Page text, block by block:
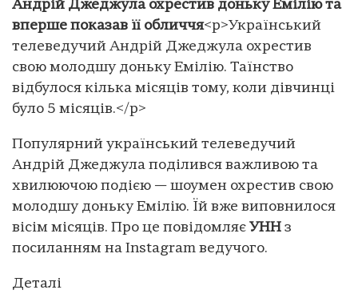
Андрій Джеджула охрестив доньку Емілію та
вперше показав її обличчя<p>Український
телеведучий Андрій Джеджула охрестив
свою молодшу доньку Емілію. Таїнство
відбулося кілька місяців тому, коли дівчинці
було 5 місяців.</p>
Популярний український телеведучий
Андрій Джеджула поділився важливою та
хвилюючою подією — шоумен охрестив свою
молодшу доньку Емілію. Їй вже виповнилося
вісім місяців. Про це повідомляє УНН з
посиланням на Instagram ведучого.
Деталі